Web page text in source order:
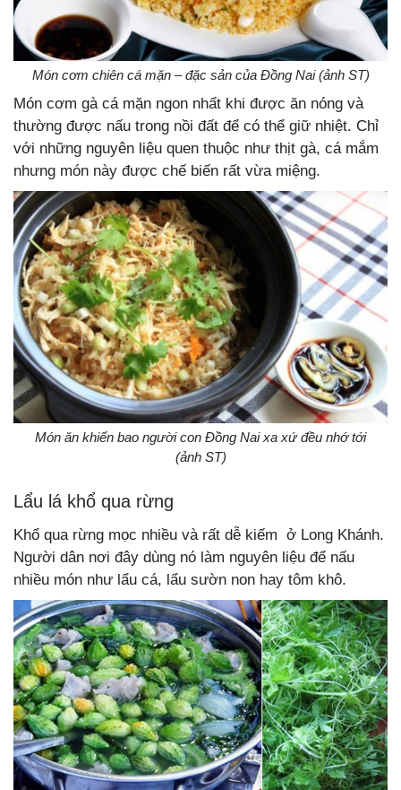
Món cơm chiên cá mặn – đặc sản của Đồng Nai (ảnh ST)
Món cơm gà cá mặn ngon nhất khi được ăn nóng và
thường được nấu trong nồi đất để có thể giữ nhiệt. Chỉ
với những nguyên liệu quen thuộc như thịt gà, cá mắm
nhưng món này được chế biến rất vừa miệng.
Món ăn khiến bao người con Đồng Nai xa xứ đều nhớ tới
(ảnh ST)
Lẩu lá khổ qua rừng
Khổ qua rừng mọc nhiều và rất dễ kiếm ở Long Khánh.
Người dân nơi đây dùng nó làm nguyên liệu để nấu
nhiều món như lẩu cá, lẩu sườn non hay tôm khô.